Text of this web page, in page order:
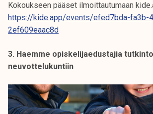
Kokoukseen pääset ilmoittautumaan
https://kide.app/events/efed7bda-fa3b-
2ef609eaac8d
3. Haemme opiskelijaedustajia
neuvottelukuntiin